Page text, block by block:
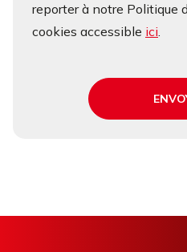
reporter à notre Politique
cookies accessible ici.